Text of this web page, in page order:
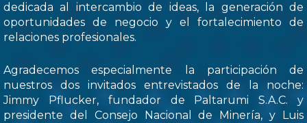
dedicada al intercambio de ideas, la generación de
oportunidades de negocio y el fortalecimiento de
relaciones profesionales.
Agradecemos especialmente la participación de
nuestros dos invitados entrevistados de la noche:
Jimmy Pflucker, fundador de Paltarumi S.A.C. y
presidente del Consejo Nacional de Minería, y Luis